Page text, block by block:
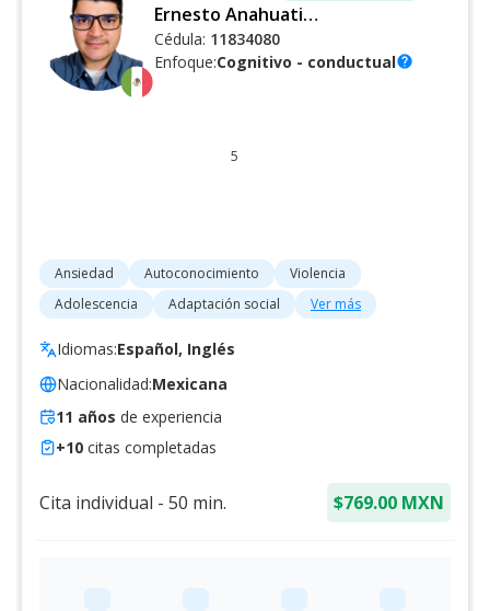
Ernesto Anahuati Manrique
Cédula: 11834080
Enfoque:Cognitivo - conductualhelp
5
Ansiedad Autoconocimiento
Violencia
Adolescencia
Adaptación social Ver más
Idiomas:Español, Inglés
Nacionalidad:Mexicana
11 años de experiencia
+10 citas completadas
Cita individual - 50 min. $769.00 MXN